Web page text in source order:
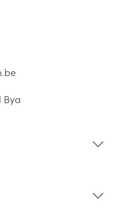
Bya